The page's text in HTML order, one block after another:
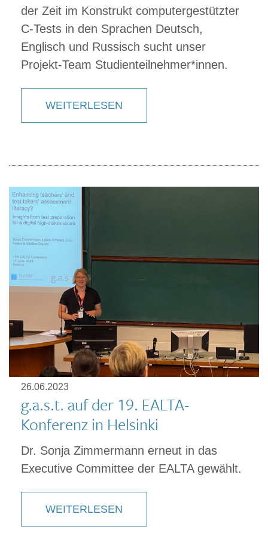
der Zeit im Konstrukt computergestützter
C-Tests in den Sprachen Deutsch,
Englisch und Russisch sucht unser
Projekt-Team Studienteilnehmer*innen.
WEITERLESEN
26.06.2023
g.a.s.t. auf der 19. EALTA-
Konferenz in Helsinki
Dr. Sonja Zimmermann erneut in das
Executive Committee der EALTA gewählt.
WEITERLESEN